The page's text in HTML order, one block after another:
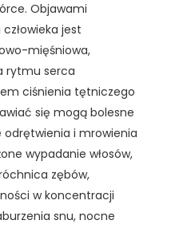
Objawami
jest
mięśniowa,
rytmu serca
ciśnienia tętniczego
się mogą bolesne
odrętwienia i mrowienia
wypadanie włosów,
zębów,
w koncentracji
snu, nocne